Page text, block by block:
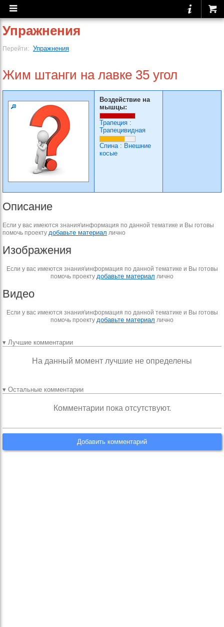
Упражнения
Перейти: Упражнения
Жим штанги на лавке 35 угол
Воздействие на
мышцы:
Трапеция :
Трапецивидная
Спина: Внешние
косые
Описание
Если у вас имеются знания\информация по данной тематике и Вы готовы
помочь проекту добавьте материал лично
Изображения
Если у вас имеются знания\информация по данной тематике и Вы готовы
помочь проекту добавьте материал лично
Видео
Если у вас имеются знания\информация по данной тематике и Вы готовы
помочь проекту добавьте материал лично
▾ Лучшие комментарии
На данный момент лучшие не определены
▾ Остальные комментарии
Комментарии пока отсутствуют.
Добавить комментарий